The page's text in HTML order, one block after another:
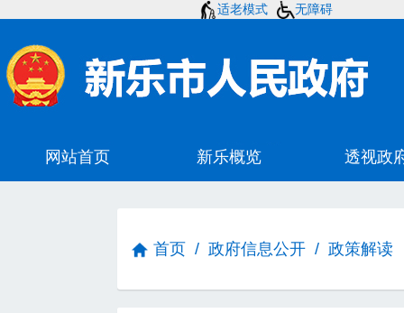
适老模式 无障碍
首页 / 政府信息公开 / 政策解读